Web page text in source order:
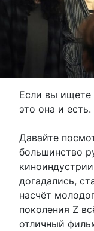
Если вы
это она и есть.
Давайте
большинство
догадались,
насчёт
поколения Z
отличный